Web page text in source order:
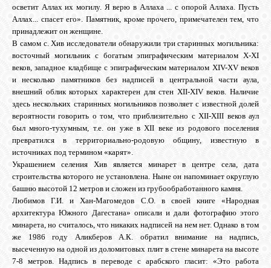
КОНТАКТЫ
ВХОД
RSS
VK
GOOGLE+
TWITTER
осветит Аллах их могилу. Я верю в Аллаха ... с опорой Аллаха. Пусть
Аллах... спасет его». Памятник, кроме прочего, примечателен тем, что
принадлежит он женщине.
В самом с. Хив исследователи обнаружили три старинных могильника:
восточный могильник с богатым эпиграфическим материалом X-XI
веков, западное кладбище с эпиграфическим материалом XIV-XV веков
и несколько памятников без надписей в центральной части аула,
внешний облик которых характерен для стен XII-XIV веков. Наличие
здесь нескольких старинных могильников позволяет с известной долей
вероятности говорить о том, что приблизительно с XII-XIII веков аул
был много-тухумным, т.е. он уже в XII веке из родового поселения
превратился в территориально-родовую общину, известную в
источниках под термином «карят».
Украшением селения Хив является минарет в центре села, дата
строительства которого не установлена. Ныне он напоминает округлую
башню высотой 12 метров и сложен из грубообработанного камня.
Любимов Г.И. и Хан-Магомедов С.О. в своей книге «Народная
архитектура Южного Дагестана» описали и дали фотографию этого
минарета, но считалось, что никаких надписей на нем нет. Однако в том
же 1986 году Аликберов А.К. обратил внимание на надпись,
высеченную на одной из доломитовых плит в стене минарета на высоте
7-8 метров. Надпись в переводе с арабского гласит: «Это работа